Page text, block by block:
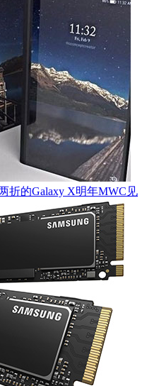
折的Galaxy X明年MWC见